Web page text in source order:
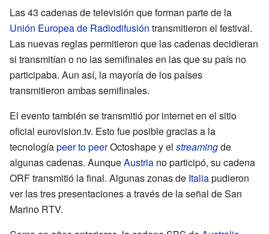
Las 43 cadenas de televisión que forman parte de la
Unión Europea de Radiodifusión transmitieron el festival.
Las nuevas reglas permitieron que las cadenas decidieran
si transmitían o no las semifinales en las que su país no
participaba. Aun así, la mayoría de los países
transmitieron ambas semifinales.
El evento también se transmitió por internet en el sitio
oficial eurovision.tv. Esto fue posible gracias a la
tecnologíapeer to peerOctoshape y el streamingde
algunas cadenas. AunqueAustria no participó, su cadena
ORF transmitió la final. Algunas zonas de Italiapudieron
ver las tres presentaciones a través de la señal de San
Marino RTV.